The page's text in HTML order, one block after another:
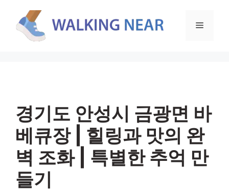
메
경기도 안성시 금광면 바
베큐장 | 힐링과 맛의 완
벽 조화 | 특별한 추억 만
들기